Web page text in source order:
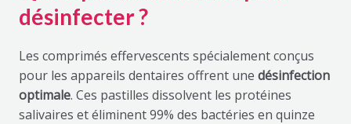
désinfecter ?
Les comprimés effervescents spécialement conçus
pour les appareils dentaires offrent une désinfection
optimale. Ces pastilles dissolvent les protéines
salivaires et éliminent 99% des bactéries en quinze